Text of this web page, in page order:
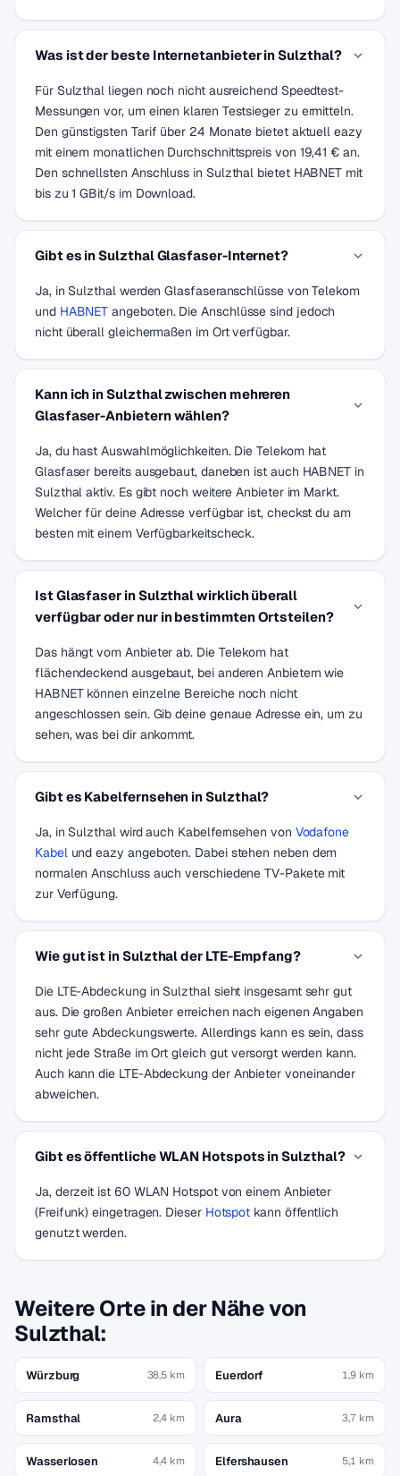
Was ist der beste Internetanbieter in Sulzthal?
Für Sulzthal liegen noch nicht ausreichend Speedtest-
Messungen vor, um einen klaren Testsieger zu ermitteln.
Den günstigsten Tarif über 24 Monate bietet aktuell eazy
mit einem monatlichen Durchschnittspreis von 19,41 € an.
Den schnellsten Anschluss in Sulzthal bietet HABNET mit
bis zu 1 GBit/s im Download.
Gibt es in Sulzthal Glasfaser-Internet?
Ja, in Sulzthal werden Glasfaseranschlüsse von Telekom
und HABNET angeboten. Die Anschlüsse sind jedoch
nicht überall gleichermaßen im Ort verfügbar.
Kann ich in Sulzthal zwischen mehreren
Glasfaser-Anbietern wählen?
Ja, du hast Auswahlmöglichkeiten. Die Telekom hat
Glasfaser bereits ausgebaut, daneben ist auch HABNET in
Sulzthal aktiv. Es gibt noch weitere Anbieter im Markt.
Welcher für deine Adresse verfügbar ist, checkst du am
besten mit einem Verfügbarkeitscheck.
Ist Glasfaser in Sulzthal wirklich überall
verfügbar oder nur in bestimmten Ortsteilen?
Das hängt vom Anbieter ab. Die Telekom hat
flächendeckend ausgebaut, bei anderen Anbietern wie
HABNET können einzelne Bereiche noch nicht
angeschlossen sein. Gib deine genaue Adresse ein, um zu
sehen, was bei dir ankommt.
Gibt es Kabelfernsehen in Sulzthal?
Ja, in Sulzthal wird auch Kabelfernsehen von Vodafone
Kabelund eazy angeboten. Dabei stehen neben dem
normalen Anschluss auch verschiedene TV-Pakete mit
zur Verfügung.
Wie gut ist in Sulzthal der LTE-Empfang?
Die LTE-Abdeckung in Sulzthal sieht insgesamt sehr gut
aus. Die großen Anbieter erreichen nach eigenen Angaben
sehr gute Abdeckungswerte. Allerdings kann es sein, dass
nicht jede Straße im Ort gleich gut versorgt werden kann.
Auch kann die LTE-Abdeckung der Anbieter voneinander
abweichen.
Gibt es öffentliche WLAN Hotspots in Sulzthal?
Ja, derzeit ist 60 WLAN Hotspot von einem Anbieter
(Freifunk) eingetragen. Dieser Hotspot kann öffentlich
genutzt werden.
Weitere Orte in der Nähe von
Sulzthal:
Würzburg 38,5 km Euerdorf 1,9 km
Ramsthal 2,4 km Aura 3,7 km
Wasserlosen 4,4 km Elfershausen 5,1 km